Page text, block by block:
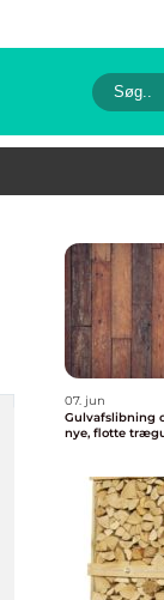
07. jun
Gulvafslibning
nye, flotte